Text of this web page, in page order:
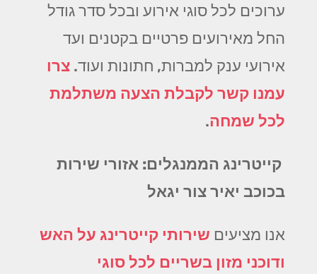
ערוכים לכל סוגי אירוע ובכל סדר גודל
החל מאירועים פרטיים בקטנים ועד
אירועי ענק למברות, חתונות ועוד. צרו
עמנו קשר לקבלת הצעה משתלמת
לכל שמחה.
קייטרינג הממנגלים: אזורי שירות
בכוכב יאיר צור יגאל
אנו מציעים שירותי קייטרינג על האש
ודוכני מזון בשריים לכל סוגי